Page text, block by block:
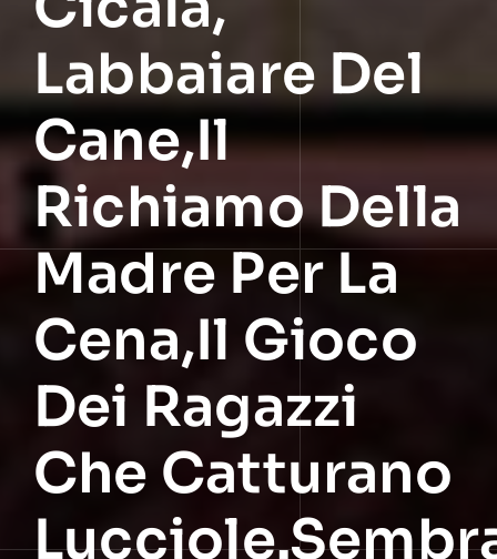
Labbaiare Del
Cane,il
Richiamo Della
Madre Per La
Cena,il Gioco
Dei Ragazzi
Che Catturano